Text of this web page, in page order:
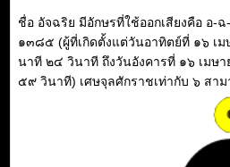
ชื่อ อัจฉริย มีอักษรที่ใช้ออกเสียงคือ อ-
๑๓๘๕ (ผู้ที่เกิดตั้งแต่วันอาทิตย์ที่ ๑๖ เ
นาที ๒๔ วินาที ถึงวันอังคารที่ ๑๖ เม
๕๙ วินาที) เศษจุลศักราชเท่ากับ ๖ สา